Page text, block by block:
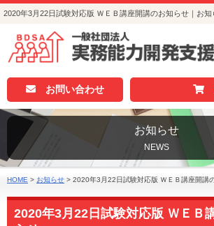
お問い合わせ
お知らせ
NEWS
HOME > お知らせ > 2020年3月22日試験対応版 ＷＥＢ講座開講
2020年3月22日試験対応版 ＷＥＢ